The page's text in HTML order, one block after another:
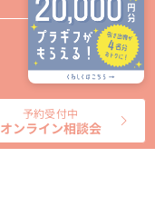
予約受付中
オンライン相談会